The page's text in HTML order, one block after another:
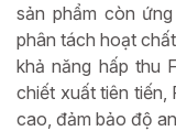
sản phẩm còn
phân tách hoạt
khả năng hấp thu
chiết xuất tiên tiến,
cao, đảm bảo độ